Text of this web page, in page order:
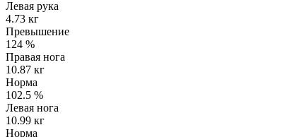
Левая рука
4.73 кг
Превышение
124 %
Правая нога
10.87 кг
Норма
102.5 %
Левая нога
10.99 кг
Норма